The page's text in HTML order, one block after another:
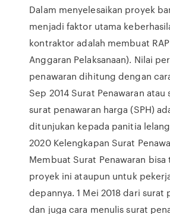
Dalam menyelesaikan proyek
menjadi faktor utama
kontraktor adalah membuat
Anggaran Pelaksanaan). Nilai
penawaran dihitung dengan
Sep 2014 Surat Penawaran
surat penawaran harga (SPH)
ditunjukan kepada panitia
2020 Kelengkapan Surat
Membuat Surat Penawaran
proyek ini ataupun untuk
depannya. 1 Mei 2018 dari surat
dan juga cara menulis surat